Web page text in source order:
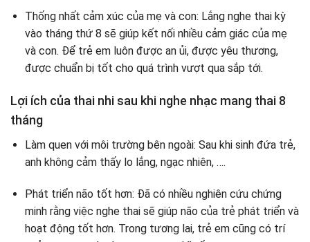
Thống nhất cảm xúc của mẹ và con: Lắng nghe thai kỳ
vào tháng thứ 8 sẽ giúp kết nối nhiều cảm giác của mẹ
và con. Để trẻ em luôn được an ủi, được yêu thương,
được chuẩn bị tốt cho quá trình vượt qua sắp tới.
Lợi ích của thai nhi sau khi nghe nhạc mang thai 8
tháng
Làm quen với môi trường bên ngoài: Sau khi sinh đứa trẻ,
anh không cảm thấy lo lắng, ngạc nhiên, ….
Phát triển não tốt hơn: Đã có nhiều nghiên cứu chứng
minh rằng việc nghe thai sẽ giúp não của trẻ phát triển và
hoạt động tốt hơn. Trong tương lai, trẻ em cũng có trí